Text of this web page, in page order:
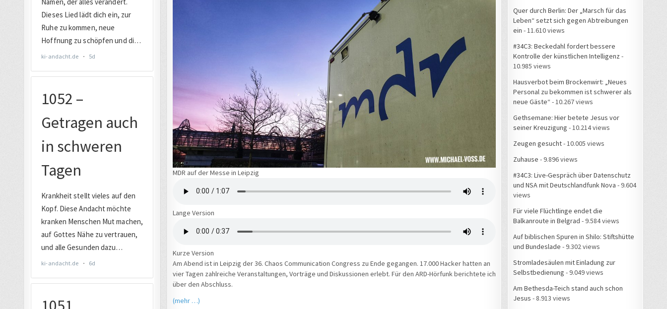
MDR auf der Messe in Leipzig
Lange Version
Kurze Version
Am Abend ist in Leipzig der 36. Chaos Communication Congress zu Ende gegangen. 17.000 Hacker hatten an
vier Tagen zahlreiche Veranstaltungen, Vorträge und Diskussionen erlebt. Für den ARD-Hörfunk berichtete ich
über den Abschluss.
(mehr …)
Quer durch Berlin: Der „Marsch für das
Leben“ setzt sich gegen Abtreibungen
ein - 11.610 views
#34C3: Beckedahl fordert bessere
Kontrolle der künstlichen Intelligenz -
10.985 views
Hausverbot beim Brockenwirt: „Neues
Personal zu bekommen ist schwerer als
neue Gäste“ - 10.267 views
Gethsemane: Hier betete Jesus vor
seiner Kreuzigung - 10.214 views
Zeugen gesucht- 10.005 views
Zuhause - 9.896 views
#34C3: Live-Gespräch über Datenschutz
und NSA mit Deutschlandfunk Nova - 9.604
views
Für viele Flüchtlinge endet die
Balkanroute in Belgrad - 9.584 views
Auf biblischen Spuren in Shilo: Stiftshütte
und Bundeslade - 9.302 views
Stromladesäulen mit Einladung zur
Selbstbedienung - 9.049 views
Am Bethesda-Teich stand auch schon
Jesus - 8.913 views